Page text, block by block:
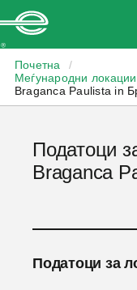
Почетна
/
Меѓународни
Braganca Paulista in
Податоци
Braganca
Податоци за